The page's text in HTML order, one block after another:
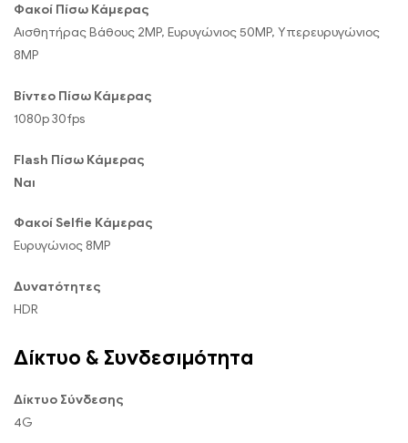
Φακοί Πίσω Κάμερας
Αισθητήρας Βάθους 2MP, Ευρυγώνιος 50MP, Υπερευρυγώνιος
8MP
Βίντεο Πίσω Κάμερας
1080p 30fps
Flash Πίσω Κάμερας
Ναι
Φακοί Selfie Κάμερας
Ευρυγώνιος 8MP
Δυνατότητες
HDR
Δίκτυο & Συνδεσιμότητα
Δίκτυο Σύνδεσης
4G